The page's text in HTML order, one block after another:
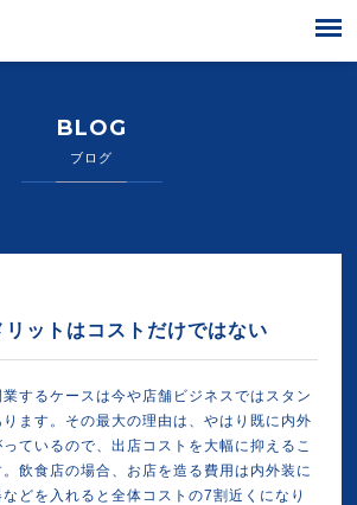
BLOG
ブログ
リットはコストだけではない
するケースは今や店舗ビジネスではスタン
ます。その最大の理由は、やはり既に内外
ているので、出店コストを大幅に抑えるこ
飲食店の場合、お店を造る費用は内外装に
どを入れると全体コストの7割近くになり